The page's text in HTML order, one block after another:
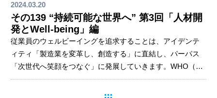
2024.03.20
その139 “持続可能な世界へ” 第3回「人材開
発とWell-being」編
従業員のウェルビーイングを追求することは、アイデンテ
ィティ「製造業を変革し、創造する」に直結し、パーパス
「次世代へ笑顔をつなぐ」に発展していきます。WHO（世
界保健機関）によると肉体的、精神的、社会的に満たされ